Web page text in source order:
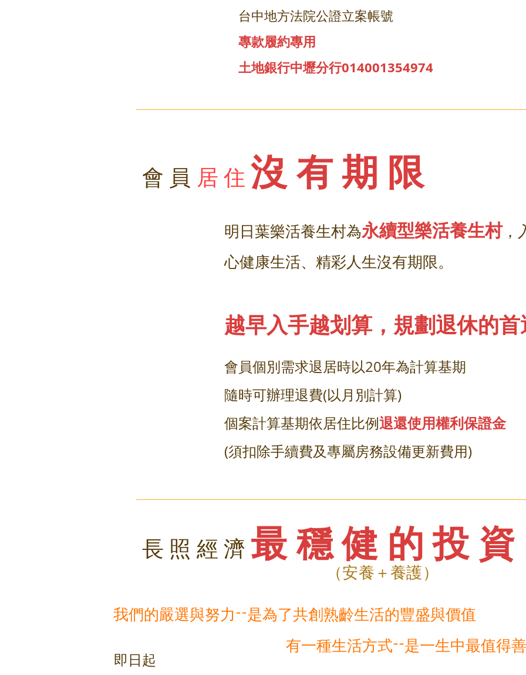
台中地方法院公證立案帳號
專款履約專用
土地銀行中壢分行014001354974
會員 居住 沒有期限
明日葉樂活養生村為永續型樂活養生村，
心健康生活、精彩人生沒有期限。
越早入手越划算，規劃退休的首
會員個別需求退居時以20年為計算基期
隨時可辦理退費(以月別計算)
個案計算基期依居住比例退還使用權利保證金
(須扣除手續費及專屬房務設備更新費用)
長照經濟 最穩健的投資
（安養＋養護）
我們的嚴選與努力--是為了共創熟齡生活的豐盛與價值
有一種生活方式--是一生中最值得善待
即日起